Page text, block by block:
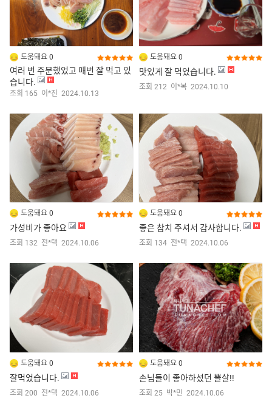
도움돼요 0
여러 번 주문했었고 매번 잘 먹고 있
습니다.
조회 165 이*진 2024.10.13
도움돼요 0
맛있게 잘 먹었습니다.
조회 212 이*복 2024.10.10
도움돼요 0
가성비가 좋아요
조회 132 전*택 2024.10.06
도움돼요 0
좋은 참치 주셔서 감사합니다.
조회 134 전*택 2024.10.06
도움돼요 0
잘먹었습니다.
조회 200 전*택 2024.10.06
도움돼요 0
손님들이 좋아하셨던 뽈살!!
조회 25 박*민 2024.10.06